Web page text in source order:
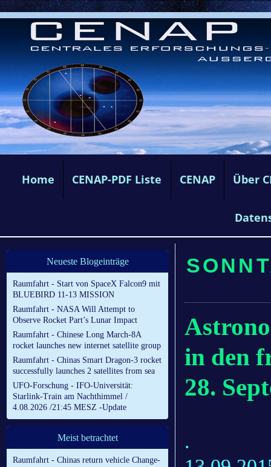
Home CENAP-PDF Liste CENAP Über
Neueste Blogeinträge
Raumfahrt - Start von SpaceX Falcon9 mit
BLUEBIRD 11-13 MISSION
Raumfahrt - NASA Will Attempt to
Observe Rocket Part’s Lunar Impact
Raumfahrt - Chinese Long March-8A
rocket launches new internet satellite group
Raumfahrt - Chinas Smart Dragon-3 rocket
successfully launches 2 satellites from sea
UFO-Forschung - IFO-Universität:
Starlink-Train am Nachthimmel /
4.08.2026 /21:45 MESZ -Update
Meist betrachtet
Raumfahrt - Chinas return vehicle Change-
in den
28.
.